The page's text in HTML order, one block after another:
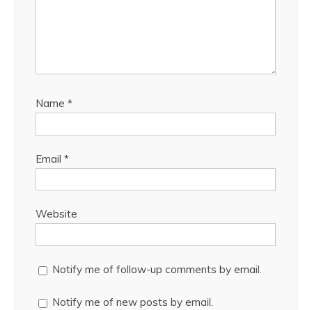
Name *
Email *
Website
Notify me of follow-up comments by email.
Notify me of new posts by email.